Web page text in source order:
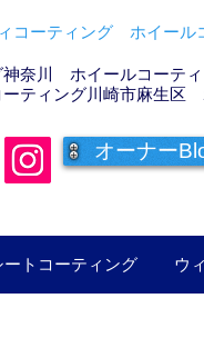
コーティング ホイー
奈川 ホイールコーテ
ィング川崎市麻生区
オーナー
ートコーティング ウ